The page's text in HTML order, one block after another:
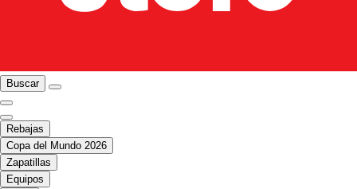
Buscar
Rebajas
Copa del Mundo 2026
Zapatillas
Equipos